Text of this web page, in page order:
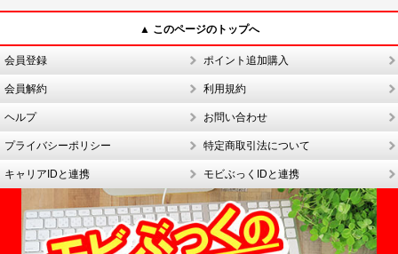
▲ このページのトップへ
会員登録 ポイント追加購入
会員解約 利用規約
ヘルプ お問い合わせ
プライバシーポリシー 特定商取引法について
キャリアIDと連携 モビぶっくIDと連携